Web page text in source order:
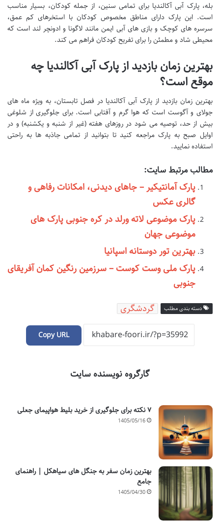
بله، پارک آبی آکالندیا برای تمامی سنین، از جمله کودکان، بسیار مناسب
است. این پارک دارای مناطق مخصوص کودکان با استخرهای کم عمق،
سرسره های کوچک و بازی های آبی ایمن مانند لاگونا و ادونچر لند است که
محیطی شاد و مطمئن را برای تفریح کودکان فراهم می کند.
بهترین زمان بازدید از پارک آبی آکالندیا چه
موقع است؟
بهترین زمان بازدید از پارک آبی آکالندیا در فصل تابستان، به ویژه ماه های
جولای و آگوست است که هوا گرم و آفتابی است. برای جلوگیری از شلوغی
بیش از حد، توصیه می شود در روزهای هفته (غیر از شنبه و یکشنبه) و در
اوایل صبح به پارک مراجعه کنید تا بتوانید از تمامی جاذبه ها به راحتی
استفاده نمایید.
مطالب مرتبط سایت:
پارک آمانتیکیر – جاهای دیدنی، امکانات رفاهی و
گالری عکس
پارک موضوعی لاته ورلد در کره جنوبی پارک های
موضوعی جهان
بهترین تور دوستانه اسپانیا
پارک ملی وست کوست – سرزمین رنگین کمان آفریقای
جنوبی
دسته بندی مطلب گردشگری
Copy URL
گارگروه نویسنده سایت
۷ نکته برای جلوگیری از خرید بلیط هواپیمای جعلی
1405/05/16
بهترین زمان سفر به جنگل های سیاهکل | راهنمای
جامع
1405/04/30